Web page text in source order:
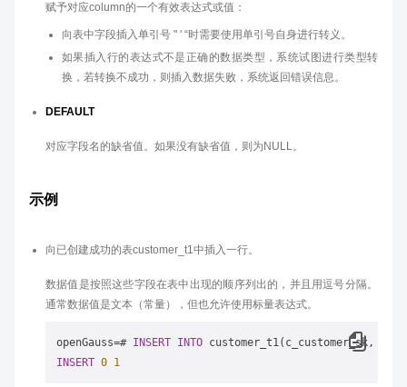
赋予对应column的一个有效表达式或值：
向表中字段插入单引号 " ' “时需要使用单引号自身进行转义。
如果插入行的表达式不是正确的数据类型，系统试图进行类型转
换，若转换不成功，则插入数据失败，系统返回错误信息。
DEFAULT
对应字段名的缺省值。如果没有缺省值，则为NULL。
示例
向已创建成功的表customer_t1中插入一行。
数据值是按照这些字段在表中出现的顺序列出的，并且用逗号分隔。
通常数据值是文本（常量），但也允许使用标量表达式。
openGauss=# INSERT INTO customer_t1(c_customer_sk,
INSERT 0 1